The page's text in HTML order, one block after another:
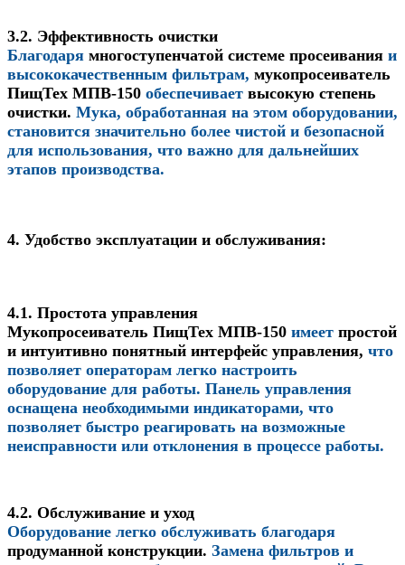
3.2. Эффективность очистки
Благодаря многоступенчатой системе просеивания и
высококачественным фильтрам, мукопросеиватель
ПищТех МПВ-150 обеспечивает высокую степень
очистки. Мука, обработанная на этом оборудовании,
становится значительно более чистой и безопасной
для использования, что важно для дальнейших
этапов производства.
4. Удобство эксплуатации и обслуживания:
4.1. Простота управления
Мукопросеиватель ПищТех МПВ-150 имеет простой
и интуитивно понятный интерфейс управления, что
позволяет операторам легко настроить
оборудование для работы. Панель управления
оснащена необходимыми индикаторами, что
позволяет быстро реагировать на возможные
неисправности или отклонения в процессе работы.
4.2. Обслуживание и уход
Оборудование легко обслуживать благодаря
продуманной конструкции. Замена фильтров и